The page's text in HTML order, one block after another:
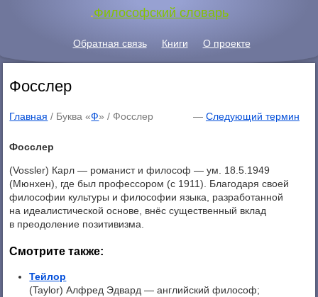
.Философский словарь
Обратная связь Книги О проекте
Фосслер
Главная / Буква «Ф» / Фосслер — Следующий термин
Фосслер
(Vossler) Карл — романист и философ — ум. 18.5.1949
(Мюнхен), где был профессором (с 1911). Благодаря своей
философии культуры и философии языка, разработанной
на идеалистической основе, внёс существенный вклад
в преодоление позитивизма.
Смотрите также:
Тейлор
(Taylor) Алфред Эдвард — английский философ;